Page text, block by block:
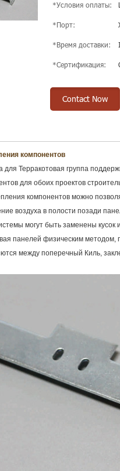
*Условия оплаты:
*Порт:
*Время доставки:
*Сертификация:
Contact Now
компонентов
Терракотовая группа
для обоих проектов
компонентов можно
воздуха в полости позади
могут быть заменены
панелей физическим методом,
между поперечный Киль,